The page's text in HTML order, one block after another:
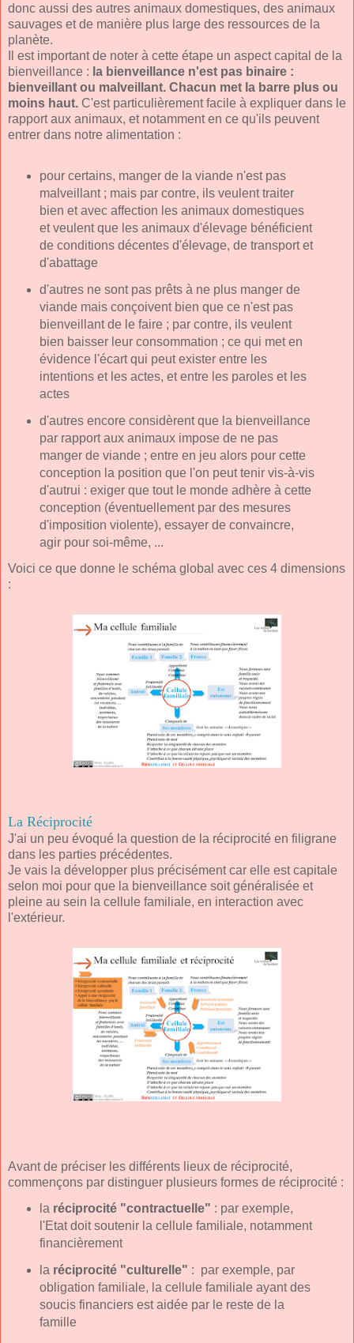
donc aussi des autres animaux domestiques, des animaux
sauvages et de manière plus large des ressources de la
planète.
Il est important de noter à cette étape un aspect capital de la
bienveillance : la bienveillance n'est pas binaire :
bienveillant ou malveillant. Chacun met la barre plus ou
moins haut. C'est particulièrement facile à expliquer dans le
rapport aux animaux, et notamment en ce qu'ils peuvent
entrer dans notre alimentation :
pour certains, manger de la viande n'est pas
malveillant ; mais par contre, ils veulent traiter
bien et avec affection les animaux domestiques
et veulent que les animaux d'élevage bénéficient
de conditions décentes d'élevage, de transport et
d'abattage
d'autres ne sont pas prêts à ne plus manger de
viande mais conçoivent bien que ce n'est pas
bienveillant de le faire ; par contre, ils veulent
bien baisser leur consommation ; ce qui met en
évidence l'écart qui peut exister entre les
intentions et les actes, et entre les paroles et les
actes
d'autres encore considèrent que la bienveillance
par rapport aux animaux impose de ne pas
manger de viande ; entre en jeu alors pour cette
conception la position que l'on peut tenir vis-à-vis
d'autrui : exiger que tout le monde adhère à cette
conception (éventuellement par des mesures
d'imposition violente), essayer de convaincre,
agir pour soi-même, ...
Voici ce que donne le schéma global avec ces 4 dimensions
:
La Réciprocité
J'ai un peu évoqué la question de la réciprocité en filigrane
dans les parties précédentes.
Je vais la développer plus précisément car elle est capitale
selon moi pour que la bienveillance soit généralisée et
pleine au sein la cellule familiale, en interaction avec
l'extérieur.
Avant de préciser les différents lieux de réciprocité,
commençons par distinguer plusieurs formes de réciprocité :
la réciprocité "contractuelle" : par exemple,
l'Etat doit soutenir la cellule familiale, notamment
financièrement
la réciprocité "culturelle" : par exemple, par
obligation familiale, la cellule familiale ayant des
soucis financiers est aidée par le reste de la
famille